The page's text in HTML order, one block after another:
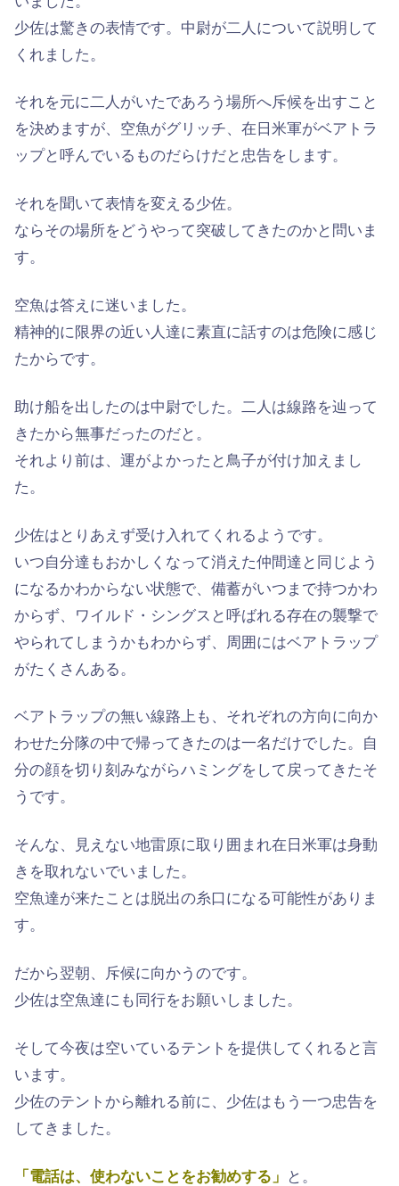
少佐は驚きの表情です。中尉が二人について説明して
くれました。
それを元に二人がいたであろう場所へ斥候を出すこと
を決めますが、空魚がグリッチ、在日米軍がベアトラ
ップと呼んでいるものだらけだと忠告をします。
それを聞いて表情を変える少佐。
ならその場所をどうやって突破してきたのかと問いま
す。
空魚は答えに迷いました。
精神的に限界の近い人達に素直に話すのは危険に感じ
たからです。
助け船を出したのは中尉でした。二人は線路を辿って
きたから無事だったのだと。
それより前は、運がよかったと鳥子が付け加えまし
た。
少佐はとりあえず受け入れてくれるようです。
いつ自分達もおかしくなって消えた仲間達と同じよう
になるかわからない状態で、備蓄がいつまで持つかわ
からず、ワイルド・シングスと呼ばれる存在の襲撃で
やられてしまうかもわからず、周囲にはベアトラップ
がたくさんある。
ベアトラップの無い線路上も、それぞれの方向に向か
わせた分隊の中で帰ってきたのは一名だけでした。自
分の顔を切り刻みながらハミングをして戻ってきたそ
うです。
そんな、見えない地雷原に取り囲まれ在日米軍は身動
きを取れないでいました。
空魚達が来たことは脱出の糸口になる可能性がありま
す。
だから翌朝、斥候に向かうのです。
少佐は空魚達にも同行をお願いしました。
そして今夜は空いているテントを提供してくれると言
います。
少佐のテントから離れる前に、少佐はもう一つ忠告を
してきました。
「電話は、使わないことをお勧めする」
と。